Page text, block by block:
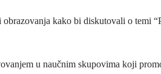
kako bi diskutovali o temi
u naučnim skupovima koji